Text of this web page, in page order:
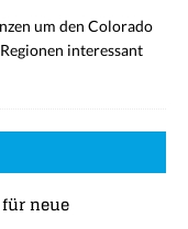
um den Colorado
interessant
neue